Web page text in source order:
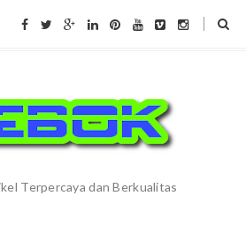
Terpercaya dan Berkualitas